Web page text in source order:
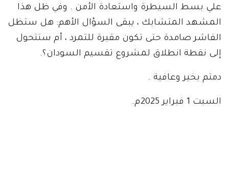
علي بسط السيطرة واستعادة الأمن . وفي ظل هذا
المشهد المتشابك ، يبقى السؤال الأهم: هل ستظل
الفاشر صامدة حتى تكون مقبرة للتمرد ، أم ستتحول
إلى نقطة انطلاق لمشروع تقسيم السودان؟.
دمتم بخير وعافية .
السبت 1 فبراير 2025م.